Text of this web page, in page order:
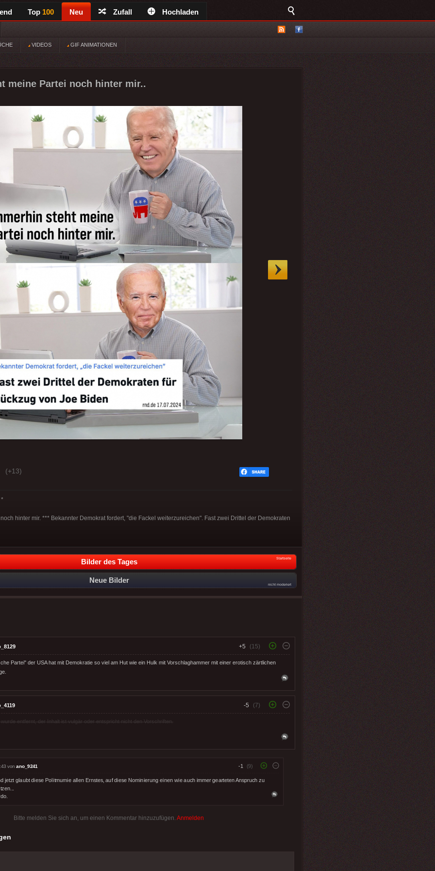
Top 100 Neu Zufall Hochladen
VIDEOS GIF ANIMATIONEN
meine Partei noch hinter mir..
(+13)
hinter mir. *** Bekannter Demokrat fordert, "die Fackel weiterzureichen". Fast zwei Drittel der Demokraten
Bilder des Tages Startseite
Neue Bilder
nicht moderiert
+5 (15)
Partei" der USA hat mit Demokratie so viel am Hut wie ein Hulk mit Vorschlaghammer mit einer erotisch zärtlichen
-5 (7)
entfernt, der Inhalt ist vulgär oder entspricht nicht den Vorschriften.
vonano_9241 -1 (9)
jetzt glaubt diese Politmumie allen Ernstes, auf diese Nominierung einen wie auch immer gearteten Anspruch zu
Bitte melden Sie sich an, um einen Kommentar hinzuzufügen. Anmelden